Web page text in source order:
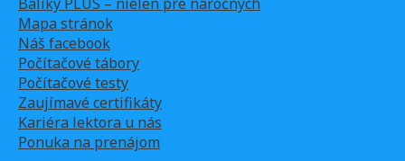
Mapa stránok
Náš facebook
Počítačové tábory
Počítačové testy
Zaujímavé certifikáty
Kariéra lektora u nás
Ponuka na prenájom